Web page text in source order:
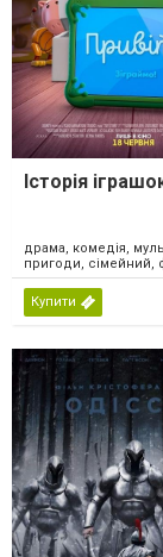
Історія
драма, комедія,
пригоди, сімейний,
США, 2026
Купити